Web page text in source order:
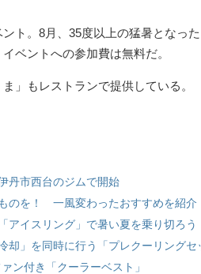
ト。8月、35度以上の猛暑となっ
ベントへの参加費は無料だ。
」もレストランで提供している。
丹市西台のジムで開始
のを！ 一風変わったおすすめを紹介
イスリング」で暑い夏を乗り切ろう
」を同時に行う「プレクーリングセ
ン付き「クーラーベスト」